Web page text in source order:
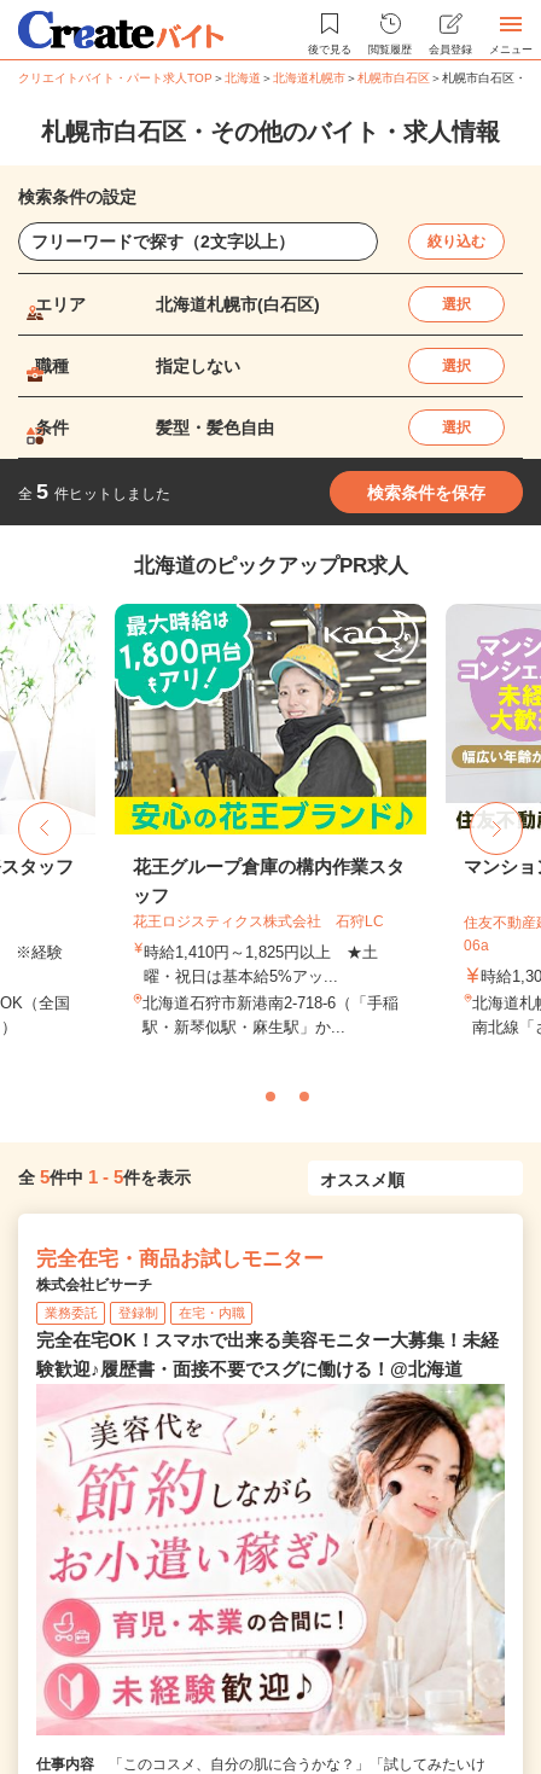
後で見る 閲覧履歴 会員登録 メニュー
クリエイトバイト・パート求人TOP ＞北海道 ＞北海道札幌市＞札幌市白石区＞札幌市白石区・
札幌市白石区・その他のバイト・求人情報
検索条件の設定
絞り込む
エリア 北海道札幌市(白石区) 選択
職種 指定しない 選択
条件 髪型・髪色自由 選択
全 5 件ヒットしました 検索条件を保存
北海道のピックアップPR求人
タッフ
※経験
（全国
花王グループ倉庫の構内作業スタ
ッフ
花王ロジスティクス株式会社 石狩LC
時給1,410円～1,825円以上 ★土
曜・祝日は基本給5%アッ...
北海道石狩市新港南2-718-6（「手稲
駅・新琴似駅・麻生駅」か...
マンシ
住友不動産
06a
時給
北海道札
南北線「
全 5件中 1 - 5件を表示
完全在宅・商品お試しモニター
株式会社ビサーチ
業務委託 登録制 在宅・内職
完全在宅OK！スマホで出来る美容モニター大募集！未経
験歓迎♪履歴書・面接不要でスグに働ける！@北海道
仕事内容
「このコスメ、自分の肌に合うかな？」「試してみたいけ